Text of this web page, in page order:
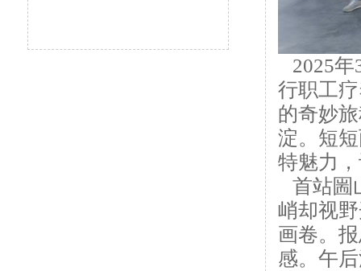
2025
行职工
的奇妙
淀。短
特魅力
首站圌
峭却视
画卷。
感。午